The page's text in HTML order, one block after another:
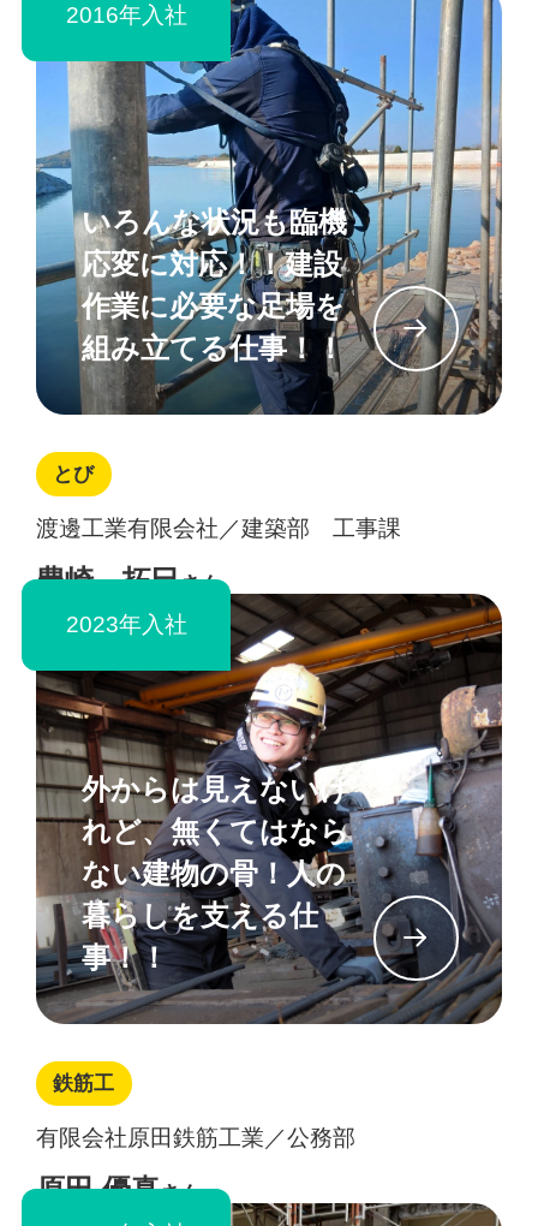
2016年入社
いろんな状況も臨機
応変に対応！！建設
作業に必要な足場を
組み立てる仕事！！
イン
とび
渡邊工業有限会社／建築部 工事課
豊崎 拓巳さん
2023年入社
外からは見えないけ
れど、無くてはなら
ない建物の骨！人の
暮らしを支える仕
事！！
イン
鉄筋工
有限会社原田鉄筋工業／公務部
原田 優真さん